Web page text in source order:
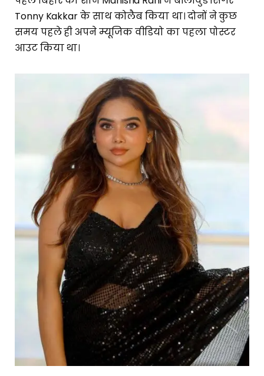
Tonny Kakkar के साथ कोलैब किया था। दोनों ने कुछ
समय पहले ही अपने म्यूजिक वीडियो का पहला पोस्टर
आउट किया था।